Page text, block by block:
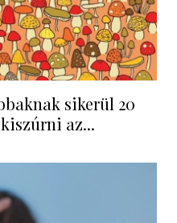
sikerül 20
az...